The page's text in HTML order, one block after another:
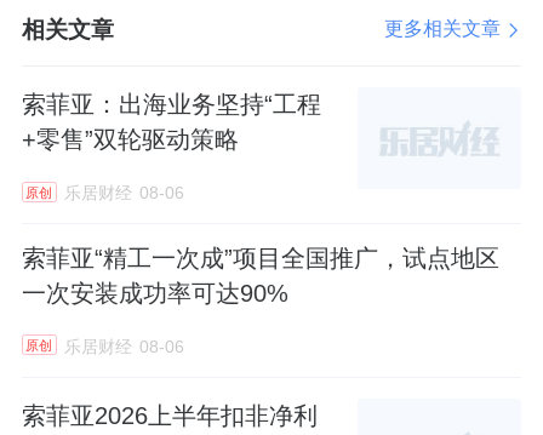
合基装、定制、软装等分散环节，实现“决策轻
松、过程轻松、交付轻松”的“装好家”体验。
这句话翻译成消费者能听懂的语言就是：你不
索菲亚家居集团副总裁朱亦进在活动现场表
示：“好设计不仅仅是好看，它最重要的是到底
匹配？好设计不是设计师的自嗨，而是用户问
相关文章 更多相关文章
索菲亚：出海业务坚持“工程
+零售”双轮驱动策略
原创 乐居财经 08-06
索菲亚“精工一次成”项目全国推广，试点地区
一次安装成功率可达90%
原创 乐居财经 08-06
索菲亚2026上半年扣非净利